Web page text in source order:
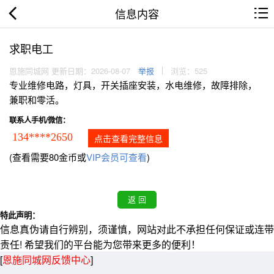
信息内容
求职电工
恩施同城网 更新日期：2026-08-07 举报 浏览：525
专业维修电路，灯具，开关插座安装，水电维修，故障排除，
兼职和零活。
联系人手机/微信：
134****2650 点击查看完整信息
(查看需要80金币或VIP会员可查看)
特此声明：
信息真伪请自行辨别，须谨慎，网站对此不承担任何保证或连带
责任! 希望我们的平台能为您带来更多的便利！
[恩施同城网反馈中心]